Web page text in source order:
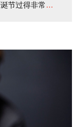
生足够广泛的
产公司
。
书整理出售或
过得非常愉快